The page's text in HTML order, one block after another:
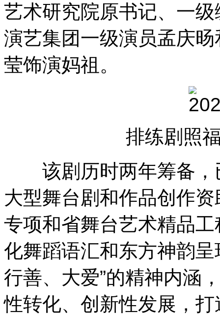
艺术研究院原书记、一
演艺集团一级演员孟庆
莹饰演妈祖。
排练剧照
该剧历时两年筹备，
大型舞台剧和作品创作
专项和省舞台艺术精品
化舞蹈语汇和东方神韵
行善、大爱”的精神内涵
性转化、创新性发展，打